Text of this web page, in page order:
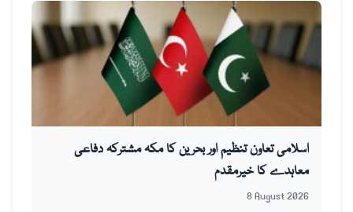
اسلامی تعاون تنظیم اور بحرین کا مکہ مشترکہ دفاعی
معاہدے کا خیرمقدم
8 August 2026